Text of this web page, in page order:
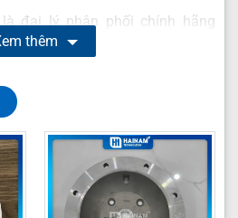
là đại lý phân phối chính hãng
bơm màng giá rẻ tại Việt Nam.
thêm